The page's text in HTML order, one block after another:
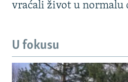
vraćali život u normalu
U fokusu